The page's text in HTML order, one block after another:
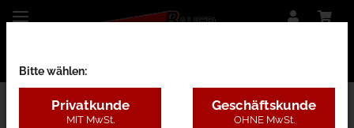
1C - Fertigfundamente
Bitte wählen:
Privatkunde
MIT MwSt.
Geschäftskunde
OHNE MwSt.